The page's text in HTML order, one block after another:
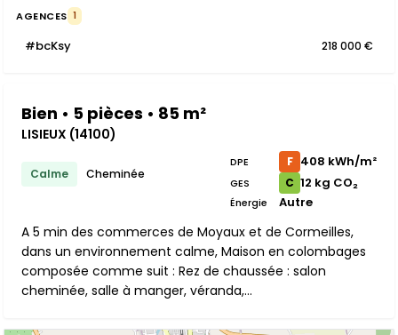
AGENCES 1
#bcKsy 218 000 €
Bien • 5 pièces • 85 m²
LISIEUX (14100)
Calme Cheminée
DPE F 408 kWh/m²
GES C 12 kg CO₂
Énergie Autre
A 5 min des commerces de Moyaux et de Cormeilles,
dans un environnement calme, Maison en colombages
composée comme suit : Rez de chaussée : salon
cheminée, salle à manger, véranda,...